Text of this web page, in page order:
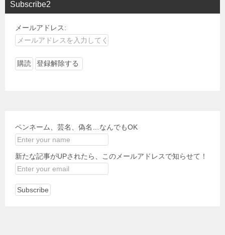
Subscribe2
メールアドレス:
ペンネーム、芸名、偽名…なんでもOK
新たな記事がUPされたら、このメールアドレスで知らせて！